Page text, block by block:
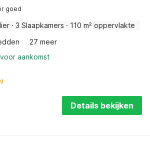
goed
· 3 Slaapkamers · 110 m² oppervlakte
27 meer
aankomst
Details bekijken